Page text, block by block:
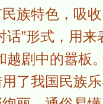
族特色，吸
”形式，用
越剧中的嚣板
我国民族乐